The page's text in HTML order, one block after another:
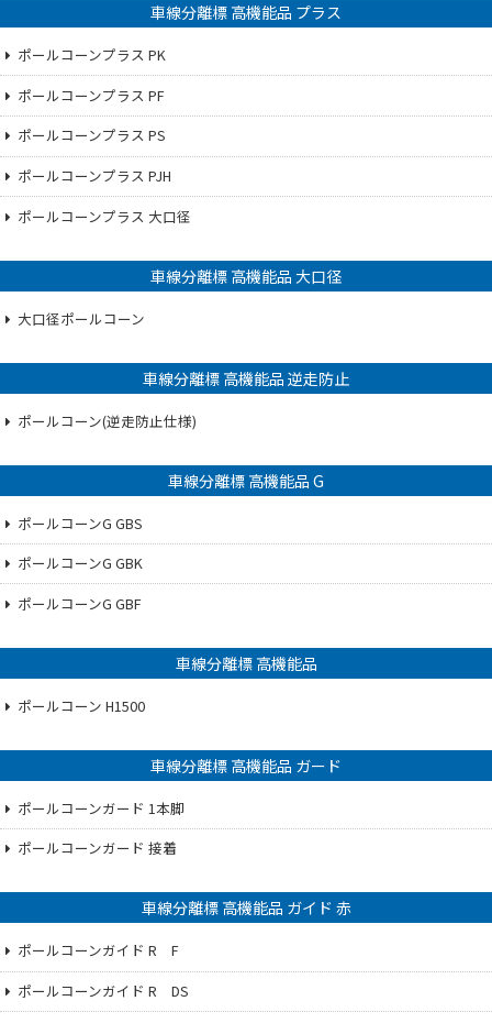
車線分離標 高機能品 プラス
ポールコーンプラス PK
ポールコーンプラス PF
ポールコーンプラス PS
ポールコーンプラス PJH
ポールコーンプラス 大口径
車線分離標 高機能品 大口径
大口径ポールコーン
車線分離標 高機能品 逆走防止
ポールコーン(逆走防止仕様)
車線分離標 高機能品 G
ポールコーンG GBS
ポールコーンG GBK
ポールコーンG GBF
車線分離標 高機能品
ポールコーン H1500
車線分離標 高機能品 ガード
ポールコーンガード 1本脚
ポールコーンガード 接着
車線分離標 高機能品 ガイド 赤
ポールコーンガイド R F
ポールコーンガイド R DS